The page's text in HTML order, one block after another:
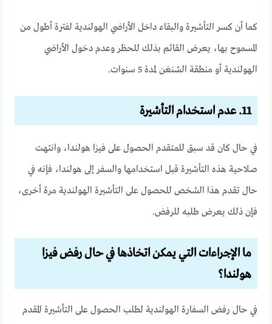
كما أن كسر التأشيرة والبقاء داخل الأراضي الهولندية لفترة أطول من
المسموح بها، يعرض القائم بذلك للحظر وعدم دخول الأراضي
الهولندية أو منطقة الشنغن لمدة 5 سنوات.
11. عدم استخدام التأشيرة
في حال كان قد سبق للمتقدم الحصول على فيزا هولندا، وانتهت
صلاحية هذه التأشيرة قبل استخدامها والسفر إلى هولندا، فإنه في
حال تقدم هذا الشخص للحصول على التأشيرة الهولندية مرة أخرى،
فإن ذلك يعرض طلبه للرفض.
ما الإجراءات التي يمكن اتخاذها في حال رفض فيزا
هولندا؟
في حال رفض السفارة الهولندية لطلب الحصول على التأشيرة المقدم